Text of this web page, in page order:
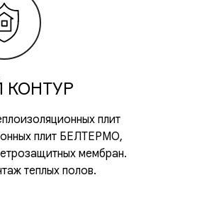
КОНТУР
плит
плит БЕЛТЕРМО,
мембран.
теплых полов.